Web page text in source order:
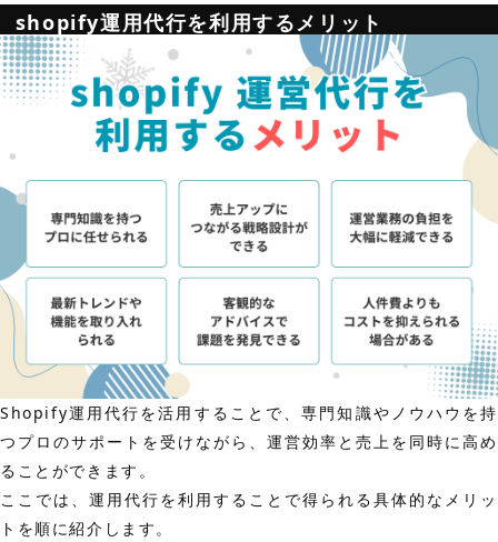
shopify運用代行を利用するメリット
Shopify運用代行を活用することで、専門知識やノウハウを持
つプロのサポートを受けながら、運営効率と売上を同時に高め
ることができます。
ここでは、運用代行を利用することで得られる具体的なメリッ
トを順に紹介します。